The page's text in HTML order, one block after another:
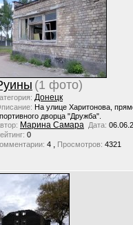
(1 фото)
Донецк
На улице Харитонова,
дворца "Дружба".
Марина Самара Дата:
0
4 , Просмотров: 4321